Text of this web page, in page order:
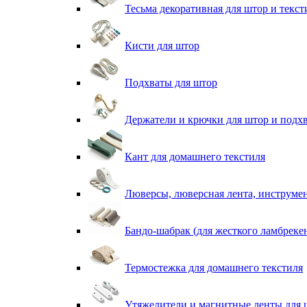
Тесьма декоративная для штор и
Кисти для штор
Подхваты для штор
Держатели и крючки для штор и
Кант для домашнего текстиля
Люверсы, люверсная лента,
Бандо-шабрак (для жесткого
Термостежка для домашнего текстиля
Утяжелители и магнитные ленты для